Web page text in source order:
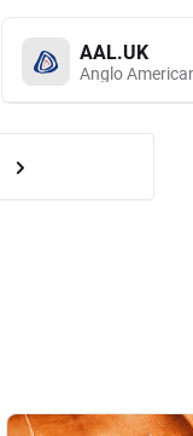
AAL.UK
Anglo